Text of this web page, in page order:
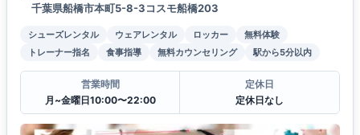
千葉県船橋市本町5-8-3コスモ船橋203
シューズレンタル ウェアレンタル ロッカー
無料体験
トレーナー指名
食事指導 無料カウンセリング 駅から5分以内
営業時間
月~金曜日10:00〜22:00
定休日
定休日なし